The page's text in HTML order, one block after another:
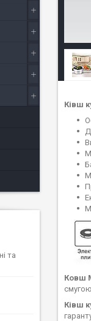
Ківш
Ковш
Ківш
та